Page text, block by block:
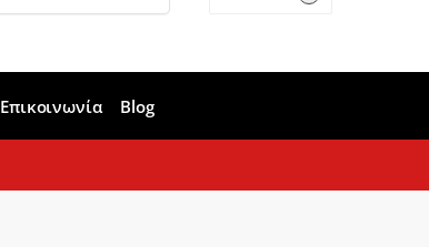
Επικοινωνία Blog